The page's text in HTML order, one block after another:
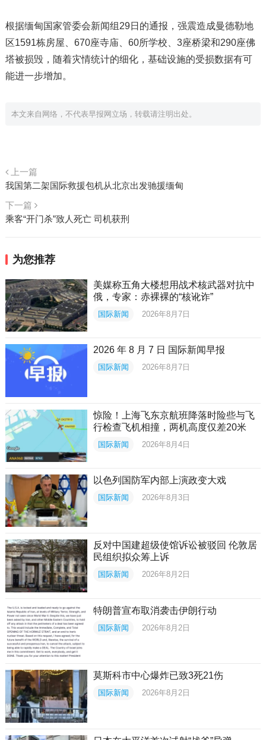
根据缅甸国家管委会新闻组29日的通报，强震造成曼德勒地
区1591栋房屋、670座寺庙、60所学校、3座桥梁和290座佛
塔被损毁，随着灾情统计的细化，基础设施的受损数据有可
能进一步增加。
本文来自网络，不代表早报网立场，转载请注明出处。
上一篇
我国第二架国际救援包机从北京出发驰援缅甸
下一篇
乘客“开门杀”致人死亡 司机获刑
为您推荐
美媒称五角大楼想用战术核武器对抗中
俄，专家：赤裸裸的“核讹诈”
国际新闻 2026年8月7日
2026 年 8 月 7 日 国际新闻早报
国际新闻 2026年8月7日
惊险！上海飞东京航班降落时险些与飞
行检查飞机相撞，两机高度仅差20米
国际新闻 2026年8月4日
以色列国防军内部上演政变大戏
国际新闻 2026年8月3日
反对中国建超级使馆诉讼被驳回 伦敦居
民组织拟众筹上诉
国际新闻 2026年8月2日
特朗普宣布取消袭击伊朗行动
国际新闻 2026年8月2日
莫斯科市中心爆炸已致3死21伤
国际新闻 2026年8月2日